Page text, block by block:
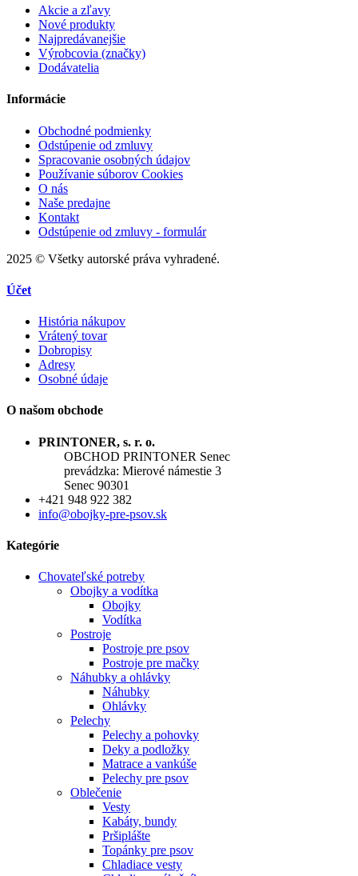
Akcie a zľavy
Nové produkty
Najpredávanejšie
Výrobcovia (značky)
Dodávatelia
Informácie
Obchodné podmienky
Odstúpenie od zmluvy
Spracovanie osobných údajov
Používanie súborov Cookies
O nás
Naše predajne
Kontakt
Odstúpenie od zmluvy - formulár
2025 © Všetky autorské práva vyhradené.
Účet
História nákupov
Vrátený tovar
Dobropisy
Adresy
Osobné údaje
O našom obchode
PRINTONER, s. r. o.
OBCHOD PRINTONER Senec
prevádzka: Mierové námestie 3
Senec 90301
+421 948 922 382
info@obojky-pre-psov.sk
Kategórie
Chovateľské potreby
Obojky a vodítka
Obojky
Vodítka
Postroje
Postroje pre psov
Postroje pre mačky
Náhubky a ohlávky
Náhubky
Ohlávky
Pelechy
Pelechy a pohovky
Deky a podložky
Matrace a vankúše
Pelechy pre psov
Oblečenie
Vesty
Kabáty, bundy
Pršiplášte
Topánky pre psov
Chladiace vesty